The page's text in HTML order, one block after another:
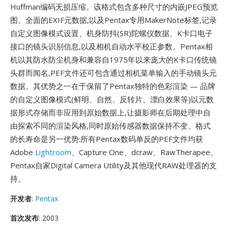
Huffman编码无损压缩。该格式包含多种尺寸的内嵌JPEG预览
图、全面的EXIF元数据,以及Pentax专用MakerNote标签,记录
自定义图像模式设置、机身防抖(SR)陀螺仪数据、K卡口电子
接口的镜头识别信息,以及相机自动水平校正参数。Pentax相
机以其防水防尘机身和兼容自1975年以来庞大的K卡口传统镜
头群而闻名,PEF文件还可包含通过相机菜单输入的手动镜头元
数据。其优势之一在于保留了Pentax独特的色彩渲染 — 品牌
的自定义图像模式(鲜明、自然、反转片、漂白效果等)以元数
据形式存储而非应用到原始数据上,让摄影师在后期处理中自
由探索不同的渲染风格,同时原始传感器数据保持不变。格式
的长寿命是另一优势:所有Pentax数码单反的PEF文件均获
Adobe Lightroom、Capture One、dcraw、RawTherapee、
Pentax自家Digital Camera Utility及其他现代RAW处理器的支
持。
开发者: Pentax
首次发布: 2003